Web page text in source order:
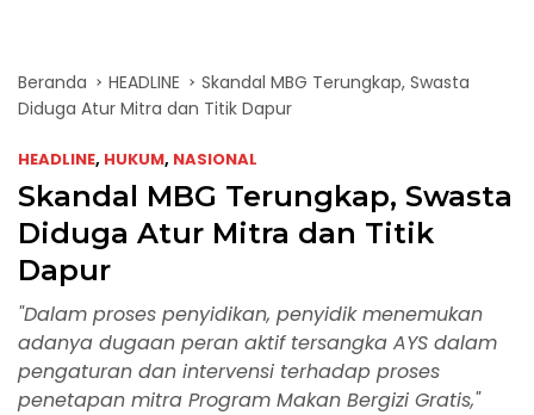
Beranda HEADLINE
Skandal MBG Terungkap, Swasta
Diduga Atur Mitra dan Titik Dapur
HEADLINE, HUKUM, NASIONAL
Skandal MBG Terungkap, Swasta
Diduga Atur Mitra dan Titik
Dapur
"Dalam proses penyidikan, penyidik menemukan
adanya dugaan peran aktif tersangka AYS dalam
pengaturan dan intervensi terhadap proses
penetapan mitra Program Makan Bergizi Gratis,"